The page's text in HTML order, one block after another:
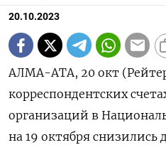
20.10.2023
АЛМА-АТА, 20 окт
корреспондентских
организаций в
на 19 октября снизились